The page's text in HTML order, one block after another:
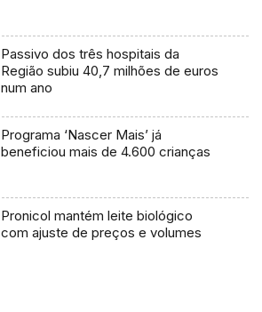
Passivo dos três hospitais da
Região subiu 40,7 milhões de euros
num ano
Programa ‘Nascer Mais’ já
beneficiou mais de 4.600 crianças
Pronicol mantém leite biológico
com ajuste de preços e volumes